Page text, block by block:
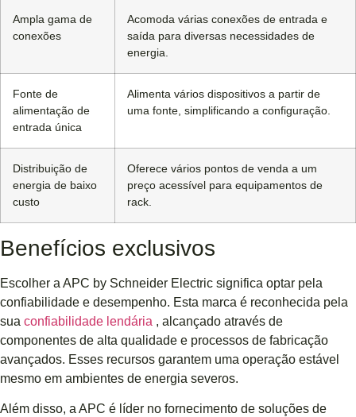
Ampla gama de
conexões
Acomoda várias conexões de entrada e
saída para diversas necessidades de
energia.
Fonte de
alimentação de
entrada única
Alimenta vários dispositivos a partir de
uma fonte, simplificando a configuração.
Distribuição de
energia de baixo
custo
Oferece vários pontos de venda a um
preço acessível para equipamentos de
rack.
Benefícios exclusivos
Escolher a APC by Schneider Electric significa optar pela
confiabilidade e desempenho. Esta marca é reconhecida pela
sua confiabilidade lendária , alcançado através de
componentes de alta qualidade e processos de fabricação
avançados. Esses recursos garantem uma operação estável
mesmo em ambientes de energia severos.
Além disso, a APC é líder no fornecimento de soluções de